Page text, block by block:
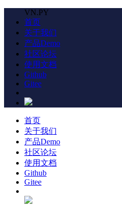
VN.PY
首页
关于我们
产品Demo
社区论坛
使用文档
Github
Gitee
首页
关于我们
产品Demo
社区论坛
使用文档
Github
Gitee